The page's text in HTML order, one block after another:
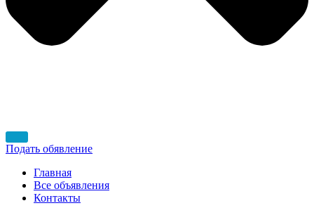
Подать обявление
Главная
Все объявления
Контакты